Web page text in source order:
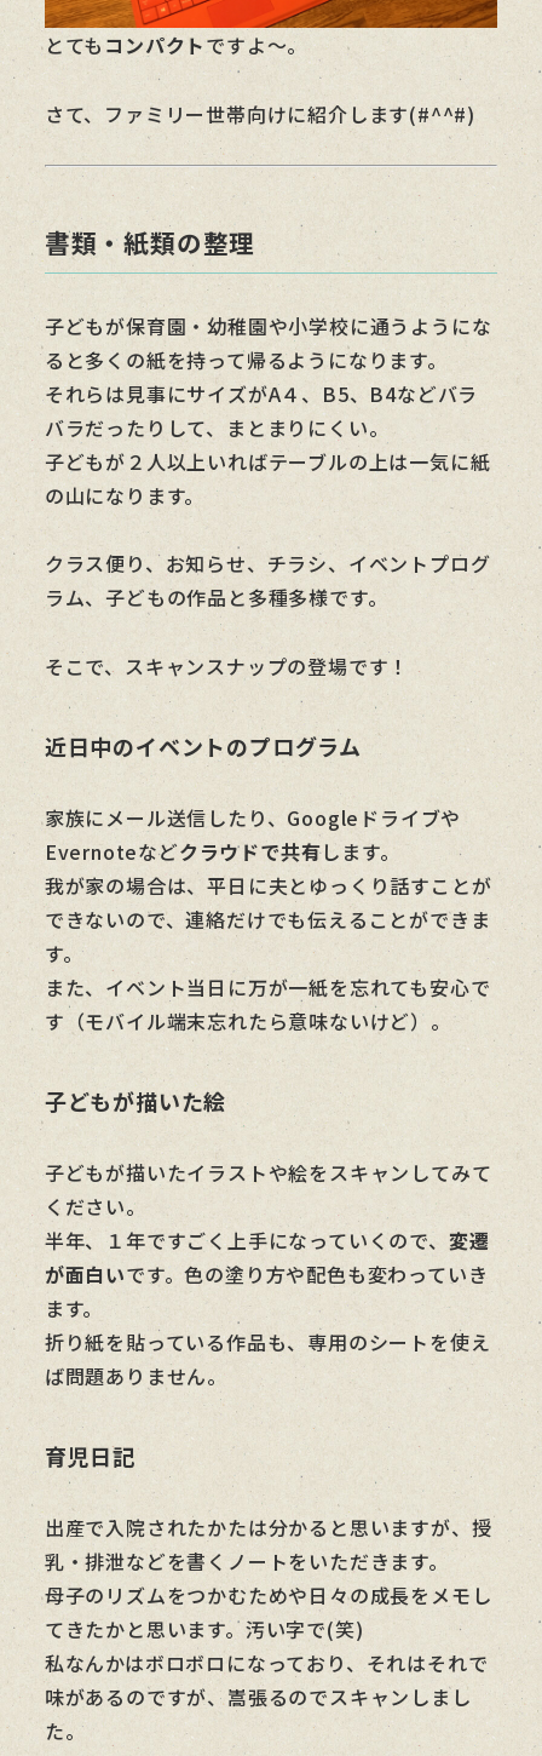
とても コンパクトですよ～。
さて、ファミリー世帯向けに紹介します(#^^#)
書類・紙類の整理
子どもが保育園・幼稚園や小学校に通うようにな
ると多くの紙を持って帰るようになります。
それらは見事にサイズがA４、B5、B4などバラ
バラだったりして、まとまりにくい。
子どもが２人以上いればテーブルの上は一気に紙
の山になります。
クラス便り、お知らせ、チラシ、イベントプログ
ラム、子どもの作品と多種多様です。
そこで、スキャンスナップの登場です！
近日中のイベントのプログラム
家族にメール送信したり、Googleドライブや
Evernoteなどクラウドで共有します。
我が家の場合は、平日に夫とゆっくり話すことが
できないので、連絡だけでも伝えることができま
す。
また、イベント当日に万が一紙を忘れても安心で
す（モバイル端末忘れたら意味ないけど）。
子どもが描いた絵
子どもが描いたイラストや絵をスキャンしてみて
ください。
半年、１年ですごく上手になっていくので、 変遷
が面白いです。色の塗り方や配色も変わっていき
ます。
折り紙を貼っている作品も、専用のシートを使え
ば問題ありません。
育児日記
出産で入院されたかたは分かると思いますが、授
乳・排泄などを書くノートをいただきます。
母子のリズムをつかむためや日々の成長をメモし
てきたかと思います。汚い字で(笑)
私なんかはボロボロになっており、それはそれで
味があるのですが、嵩張るのでスキャンしまし
た。